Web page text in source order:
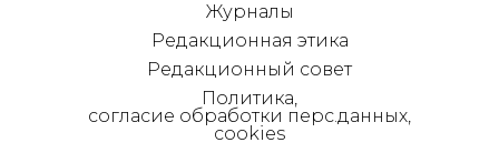
Журналы
Редакционная этика
Редакционный совет
Политика,
согласие обработки перс.данных,
cookies